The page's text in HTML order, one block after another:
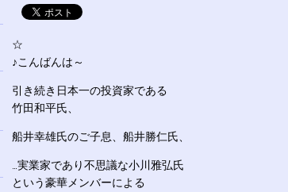
☆
♪こんばんは～
引き続き日本一の投資家である
竹田和平氏、
船井幸雄氏のご子息、船井勝仁氏、
…実業家であり不思議な小川雅弘氏
という豪華メンバーによる